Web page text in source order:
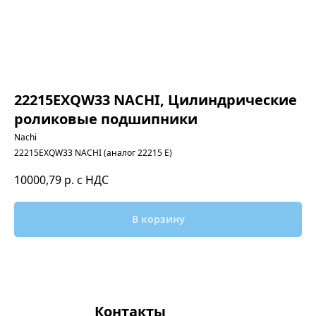
22215EXQW33 NACHI, Цилиндрические
роликовые подшипники
Nachi
22215EXQW33 NACHI (аналог 22215 E)
10000,79 р. с НДС
В корзину
Контакты